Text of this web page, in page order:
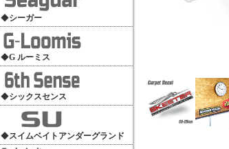
◆シーガー
◆G ルーミス
◆シックスセンス
◆スイムベイトアンダーグランド